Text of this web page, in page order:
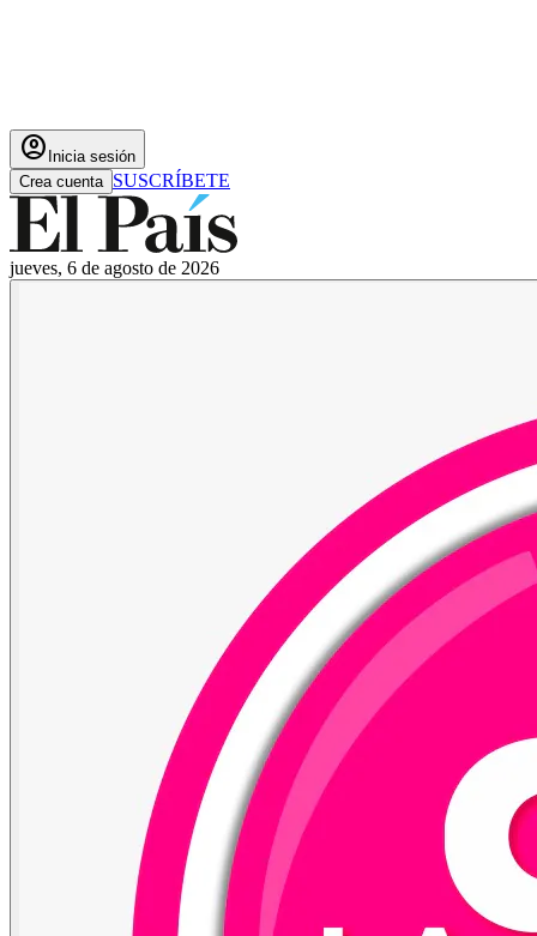
account_circle Inicia sesión
Crea cuenta SUSCRÍBETE
jueves, 6 de agosto de 2026